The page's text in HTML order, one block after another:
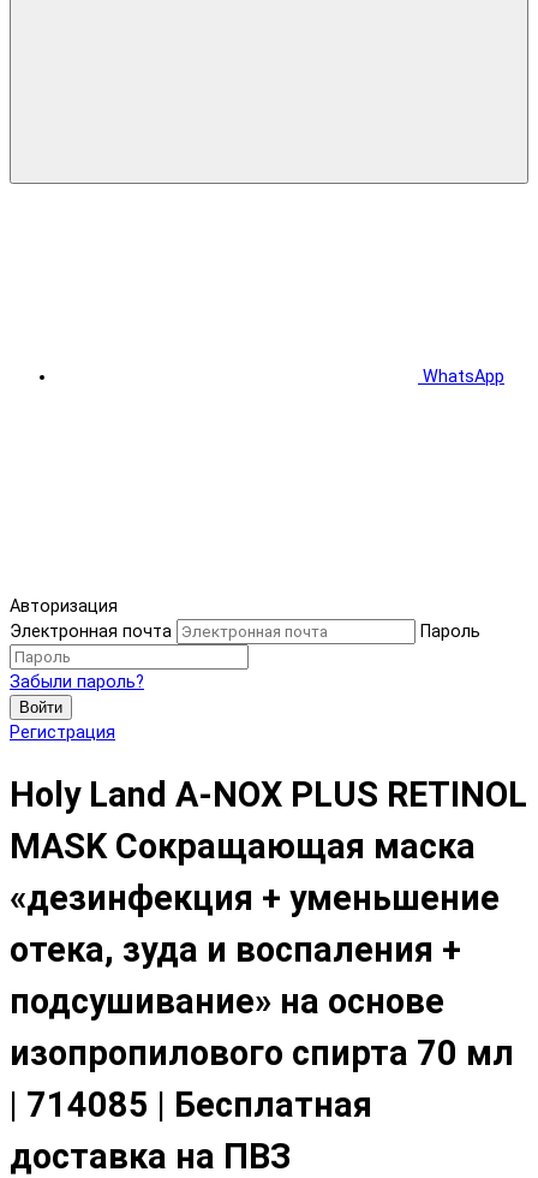
WhatsApp
Авторизация
Электронная почта
Пароль
Забыли пароль?
Войти
Регистрация
Holy Land A-NOX PLUS RETINOL
MASK Сокращающая маска
«дезинфекция + уменьшение
отека, зуда и воспаления +
подсушивание» на основе
изопропилового спирта 70 мл
| 714085 | Бесплатная
доставка на ПВЗ